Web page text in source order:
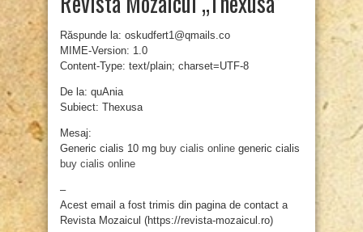
Răspunde la: oskudfert1@qmails.co
MIME-Version: 1.0
Content-Type: text/plain; charset=UTF-8
De la: quAnia
Subiect: Thexusa
Mesaj:
Generic cialis 10 mg buy cialis online generic cialis
buy cialis online
–
Acest email a fost trimis din pagina de contact a
Revista Mozaicul (https://revista-mozaicul.ro)